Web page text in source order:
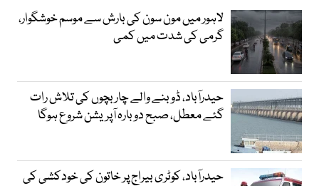
لاہور میں مون سون کی بارش سے موسم خوشگوار،
گرمی کی شدت میں کمی
حیدرآباد، ڈوبنے والے چار بچوں کی تلاش رات
گئے معطل، صبح دوبارہ آپریشن شروع ہوگا
حیدرآباد، کوٹری بیراج پر خاتون کی خودکشی کی